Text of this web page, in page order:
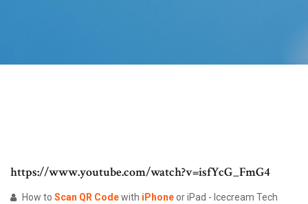
https://www.youtube.com/watch?v=isfYcG_FmG4
How to Scan QR Codewith iPhoneor iPad - Icecream Tech